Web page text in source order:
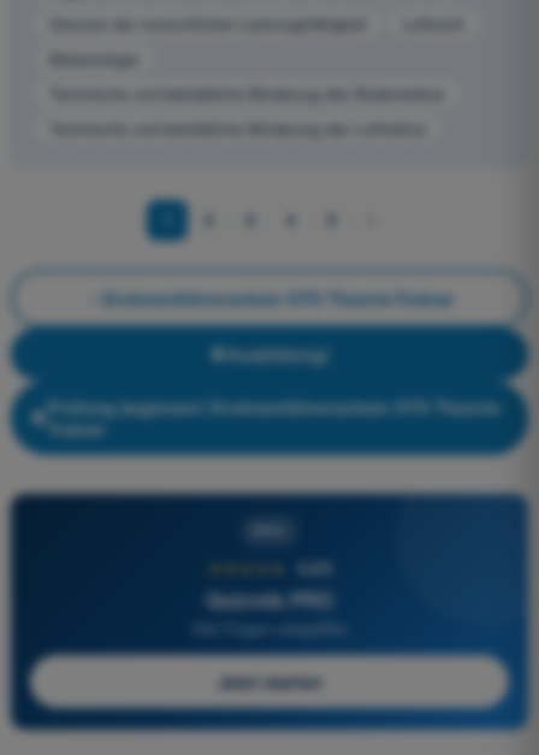
Grenzen der menschlichen Leistungsfähigkeit
Meteorologie
Technische und betriebliche Minderung des Bodenrisikos
Technische und betriebliche Minderung des Luftrisikos
Drohnenführerschein STS Theorie-Trainer
Ausbildung!
Prüfung beginnen! Drohnenführerschein STS Theorie-
Trainer
4,6/5
Quizvds PRO
Alle Fragen inbegriffen
Jetzt starten